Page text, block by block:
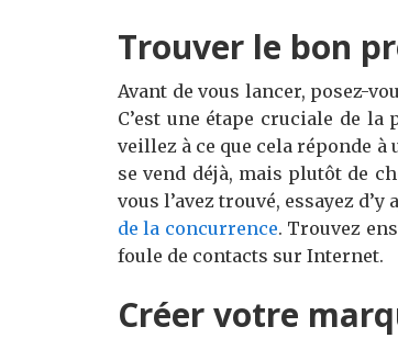
Trouver le bon
Avant de vous lancer, posez-
C’est une étape cruciale de
veillez à ce que cela réponde à
se vend déjà, mais plutôt de
vous l’avez trouvé, essayez
de la concurrence. Trouvez
foule de contacts sur Internet.
Créer votre